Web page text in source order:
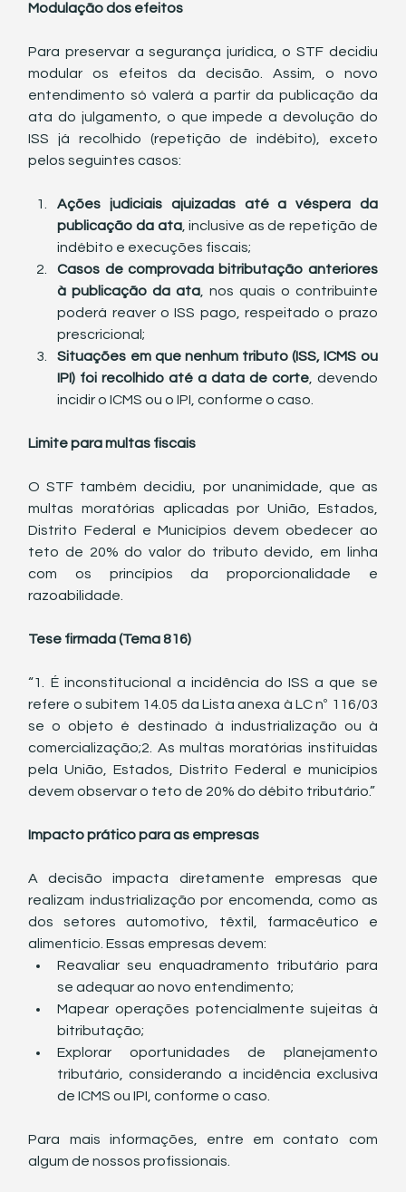
Modulação dos efeitos
Para preservar a segurança jurídica, o STF decidiu
modular os efeitos da decisão. Assim, o novo
entendimento só valerá a partir da publicação da
ata do julgamento, o que impede a devolução do
ISS já recolhido (repetição de indébito), exceto
pelos seguintes casos:
Ações judiciais ajuizadas até a véspera da
publicação da ata, inclusive as de repetição de
indébito e execuções fiscais;
Casos de comprovada bitributação anteriores
à publicação da ata , nos quais o contribuinte
poderá reaver o ISS pago, respeitado o prazo
prescricional;
Situações em que nenhum tributo (ISS, ICMS ou
IPI) foi recolhido até a data de corte, devendo
incidir o ICMS ou o IPI, conforme o caso.
Limite para multas fiscais
O STF também decidiu, por unanimidade, que as
multas moratórias aplicadas por União, Estados,
Distrito Federal e Municípios devem obedecer ao
teto de 20% do valor do tributo devido, em linha
com os princípios da proporcionalidade e
razoabilidade.
Tese firmada (Tema 816)
“1. É inconstitucional a incidência do ISS a que se
refere o subitem 14.05 da Lista anexa à LC nº 116/03
se o objeto é destinado à industrialização ou à
comercialização;2. As multas moratórias instituídas
pela União, Estados, Distrito Federal e municípios
devem observar o teto de 20% do débito tributário.”
Impacto prático para as empresas
A decisão impacta diretamente empresas que
realizam industrialização por encomenda, como as
dos setores automotivo, têxtil, farmacêutico e
alimentício. Essas empresas devem:
Reavaliar seu enquadramento tributário para
se adequar ao novo entendimento;
Mapear operações potencialmente sujeitas à
bitributação;
Explorar oportunidades de planejamento
tributário, considerando a incidência exclusiva
de ICMS ou IPI, conforme o caso.
Para mais informações, entre em contato com
algum de nossos profissionais.